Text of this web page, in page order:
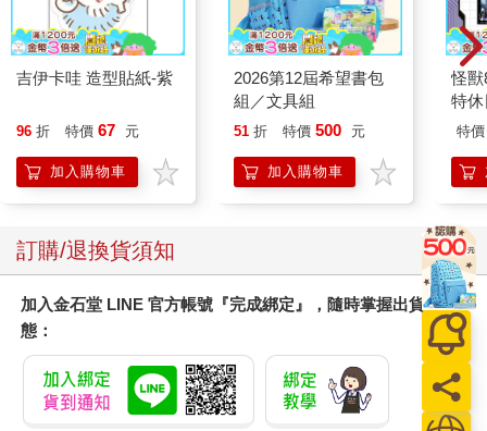
吉伊卡哇 造型貼紙-紫
96 折 特價 67 元
加入購物車
2026第12屆希望書包
組／文具組
51 折 特價 500 元
加入購物車
怪獸
特
加購]
特價
訂購/退換貨須知
加入金石堂 LINE 官方帳號『完成綁定』，隨時掌握出貨動
態：